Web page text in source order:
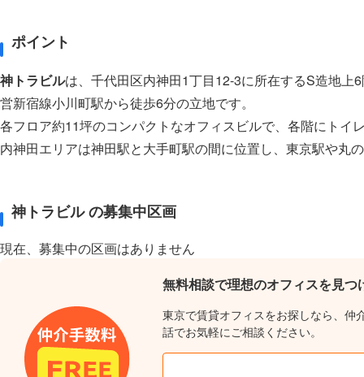
ポイント
神トラビルは、千代田区内神田1丁目12-3に所在するS造地
営新宿線小川町駅から徒歩6分の立地です。
各フロア約11坪のコンパクトなオフィスビルで、各階にト
内神田エリアは神田駅と大手町駅の間に位置し、東京駅や丸
神トラビル の募集中区画
現在、募集中の区画はありません
無料相談で理想のオフィスを見つ
東京で賃貸オフィスをお探しなら、仲
話でお気軽にご相談ください。